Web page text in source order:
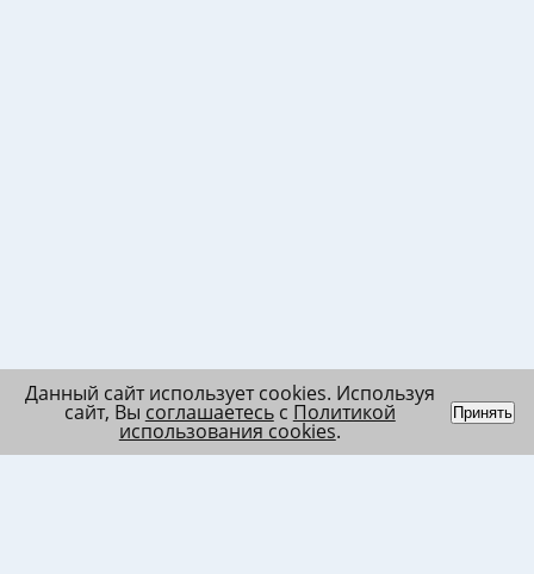
Данный сайт использует cookies. Используя
сайт, Вы соглашаетесьс Политикой
использования cookies.
Принять